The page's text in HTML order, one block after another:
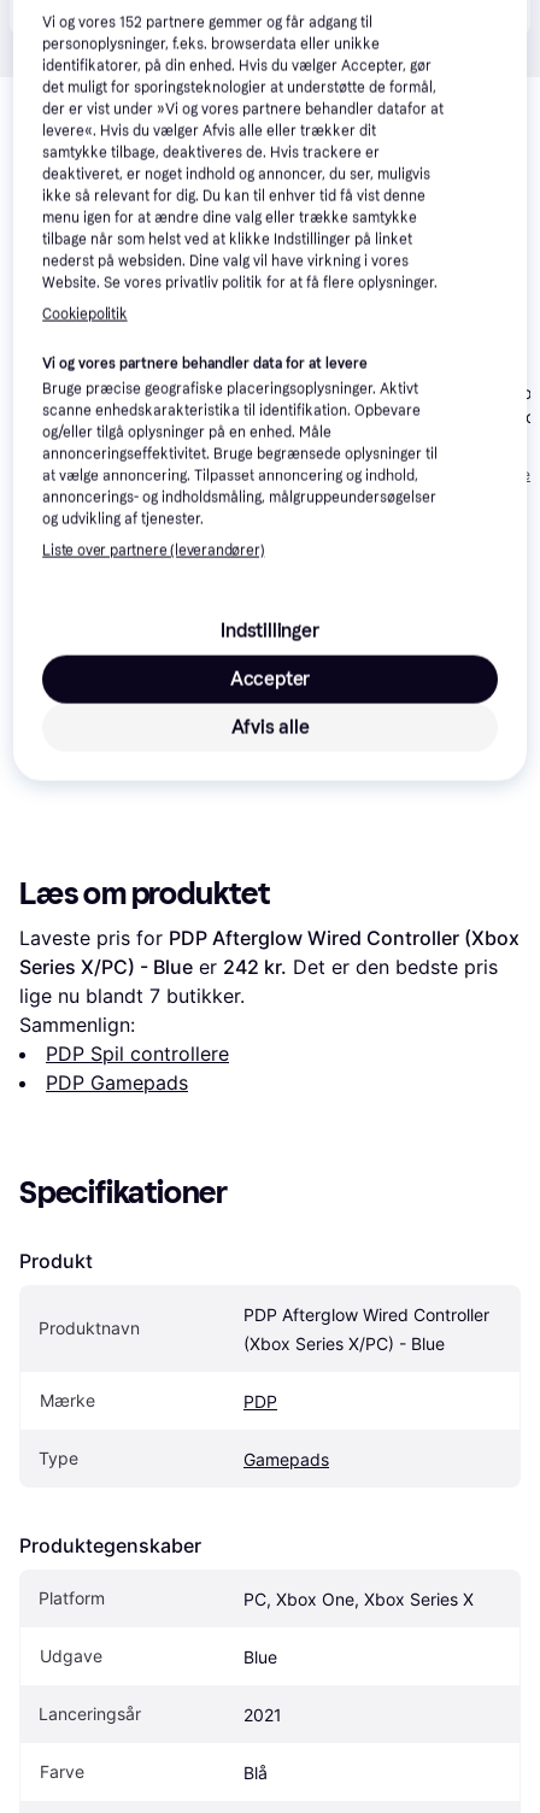
Eller 3 betalinger af 86 kr.
Relaterede produkter
Se vores forslag til andre produkter, der matcher dine
interesser. Vis alle
Trender
GameSir G7 SE Wired
Controller - Blue
329 kr.
Eller 3 betalinger af 110 kr.
Trender
Nacon Xbox Pro
Compact Controller -
Urban Camo
179 kr.
Eller 3 betalinger af 60 kr.
Nacon Pro
Controller -
186 kr.
Eller 3
Anmeldelser
Læs om produktet
Laveste pris for PDP Afterglow Wired Controller (Xbox
Series X/PC) - Blue er 242 kr. Det er den bedste pris
lige nu blandt 7 butikker.
Sammenlign:
PDP Spil controllere
PDP Gamepads
Specifikationer
Produkt
Produktnavn
PDP Afterglow Wired Controller
(Xbox Series X/PC) - Blue
Mærke PDP
Type Gamepads
Produktegenskaber
Platform PC, Xbox One, Xbox Series X
Udgave Blue
Lanceringsår 2021
Farve Blå
Vi og vores152 partnere gemmer og får adgang til
personoplysninger, f.eks. browserdata eller unikke
identifikatorer, på din enhed. Hvis du vælger Accepter, gør
det muligt for sporingsteknologier at understøtte de formål,
der er vist under »Vi og vores partnere behandler datafor at
levere«. Hvis du vælger Afvis alle eller trækker dit
samtykke tilbage, deaktiveres de. Hvis trackere er
deaktiveret, er noget indhold og annoncer, du ser, muligvis
ikke så relevant for dig. Du kan til enhver tid få vist denne
menu igen for at ændre dine valg eller trække samtykke
tilbage når som helst ved at klikke Indstillinger på linket
nederst på websiden. Dine valg vil have virkning i vores
Website. Se vores privatliv politik for at få flere oplysninger.
Cookiepolitik
Vi og vores partnere behandler data for at levere
Bruge præcise geografiske placeringsoplysninger. Aktivt
scanne enhedskarakteristika til identifikation. Opbevare
og/eller tilgå oplysninger på en enhed. Måle
annonceringseffektivitet. Bruge begrænsede oplysninger til
at vælge annoncering. Tilpasset annoncering og indhold,
annoncerings- og indholdsmåling, målgruppeundersøgelser
og udvikling af tjenester.
Liste over partnere (leverandører)
Indstillinger
Afvis alle
Accepter